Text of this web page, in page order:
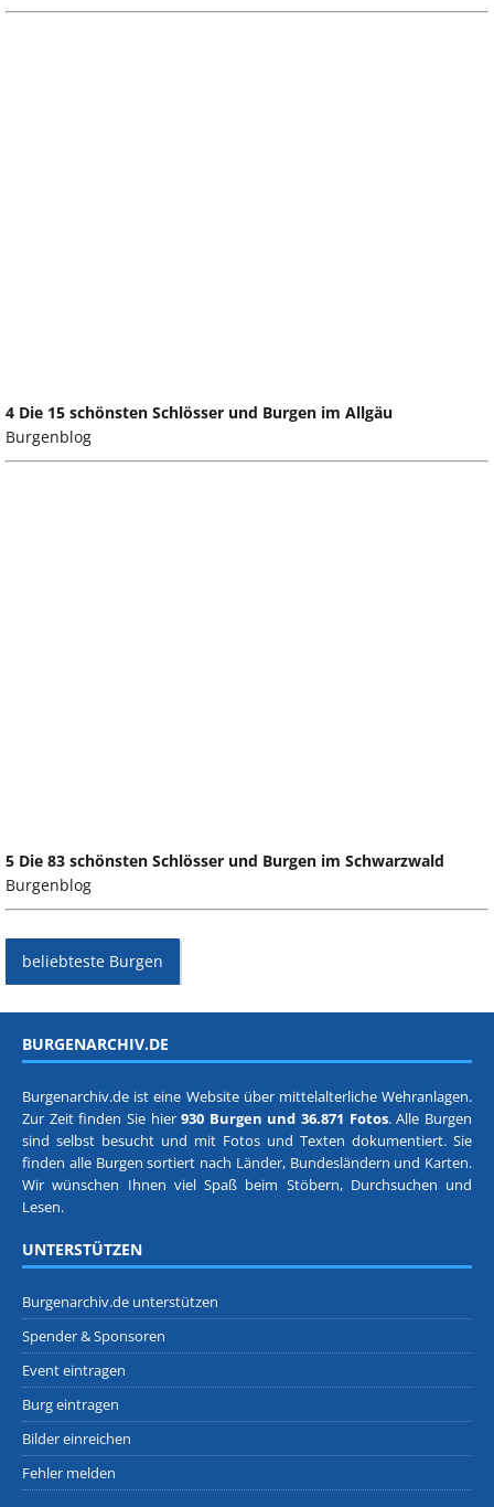
4 Die 15 schönsten Schlösser und Burgen im Allgäu
Burgenblog
5 Die 83 schönsten Schlösser und Burgen im Schwarzwald
Burgenblog
beliebteste Burgen
BURGENARCHIV.DE
Burgenarchiv.de ist eine Website über mittelalterliche Wehranlagen.
Zur Zeit finden Sie hier930 Burgen und 36.871 Fotos. Alle Burgen
sind selbst besucht und mit Fotos und Texten dokumentiert. Sie
finden alle Burgen sortiert nach Länder, Bundesländern und Karten.
Wir wünschen Ihnen viel Spaß beim Stöbern, Durchsuchen und
Lesen.
UNTERSTÜTZEN
Burgenarchiv.de unterstützen
Spender & Sponsoren
Event eintragen
Burg eintragen
Bilder einreichen
Fehler melden